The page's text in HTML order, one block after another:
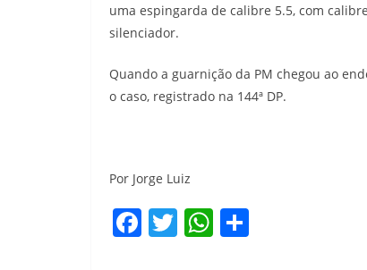
uma espingarda de calibre 5.5, com
silenciador.
Quando a guarnição da PM chegou ao
o caso, registrado na 144ª DP.
Por Jorge Luiz
F T W